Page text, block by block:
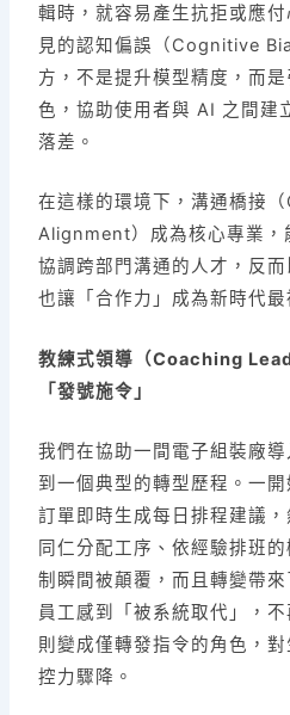
輯時，就容易產生抗拒或應
見的認知偏誤（Cognitive
方，不是提升模型精度，而
色，協助使用者與 AI 之間建
落差。
在這樣的環境下，溝通橋接
Alignment）成為核心專業，
協調跨部門溝通的人才，反
也讓「合作力」成為新時代最
教練式領導（Coaching
「發號施令」
我們在協助一間電子組裝廠
到一個典型的轉型歷程。一
訂單即時生成每日排程建議
同仁分配工序、依經驗排班
制瞬間被顛覆，而且轉變帶
員工感到「被系統取代」，
則變成僅轉發指令的角色，
控力驟降。